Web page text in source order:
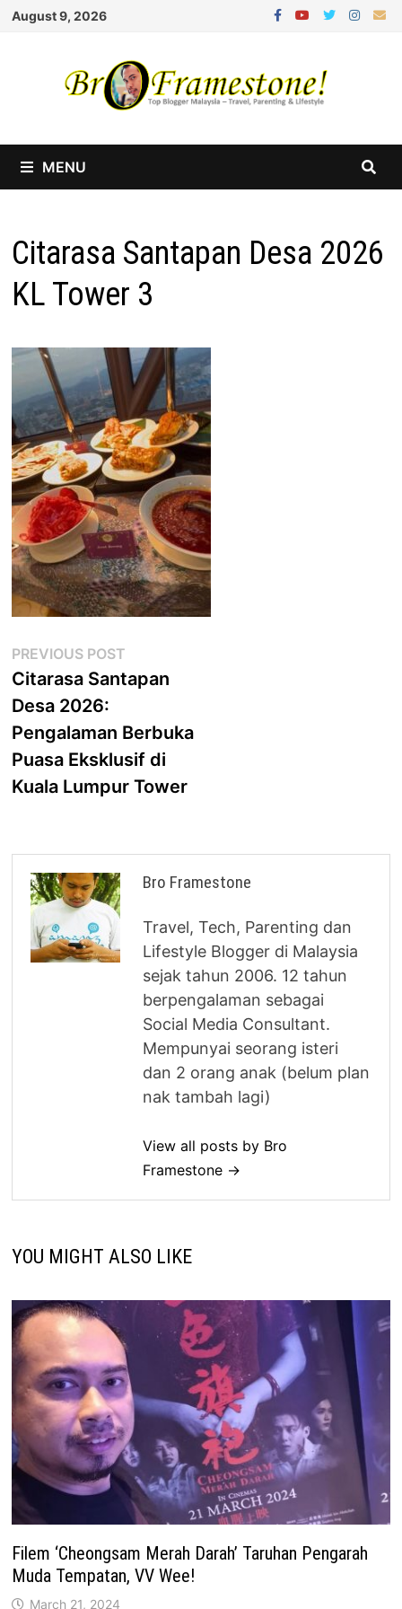
Skip
August 9, 2026
MENU
Citarasa Santapan Desa 2026
KL Tower 3
Post
navigation
PREVIOUS POST
post:
Citarasa Santapan
Desa 2026:
Pengalaman Berbuka
Puasa Eksklusif di
Kuala Lumpur Tower
Bro Framestone
Travel, Tech, Parenting dan
Lifestyle Blogger di Malaysia
sejak tahun 2006. 12 tahun
berpengalaman sebagai
Social Media Consultant.
Mempunyai seorang isteri
dan 2 orang anak (belum plan
nak tambah lagi)
View all posts by Bro
Framestone →
YOU MIGHT ALSO LIKE
Filem ‘Cheongsam Merah Darah’ Taruhan Pengarah
Muda Tempatan, VV Wee!
March 21, 2024